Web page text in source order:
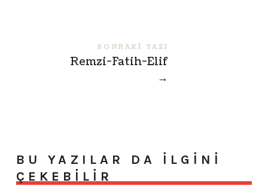
SONRAKI YAZI
Remzi-Fatih-Elif
→
BU YAZILAR DA ILGINI
ÇEKEBILIR